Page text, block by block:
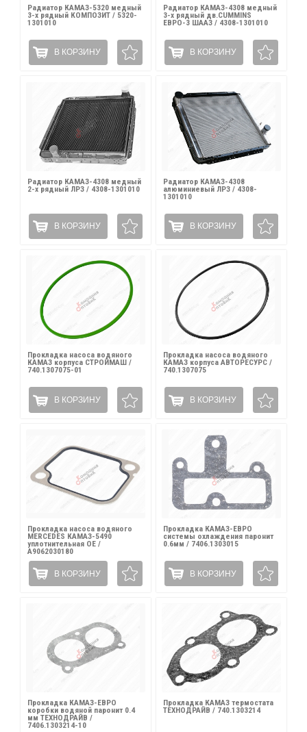
Радиатор КАМАЗ-5320 медный
3-х рядный КОМПОЗИТ / 5320-
1301010
В КОРЗИНУ
Радиатор КАМАЗ-4308 медный
3-х рядный дв.CUMMINS
ЕВРО-3 ШААЗ / 4308-1301010
В КОРЗИНУ
Радиатор КАМАЗ-4308 медный
2-х рядный ЛРЗ / 4308-1301010
В КОРЗИНУ
Радиатор КАМАЗ-4308
алюминиевый ЛРЗ / 4308-
1301010
В КОРЗИНУ
Прокладка насоса водяного
КАМАЗ корпуса СТРОЙМАШ /
740.1307075-01
В КОРЗИНУ
Прокладка насоса водяного
КАМАЗ корпуса АВТОРЕСУРС /
740.1307075
В КОРЗИНУ
Прокладка насоса водяного
MERCEDES КАМАЗ-5490
уплотнительная OE /
A9062030180
В КОРЗИНУ
Прокладка КАМАЗ-ЕВРО
системы охлаждения паронит
0.6мм / 7406.1303015
В КОРЗИНУ
Прокладка КАМАЗ-ЕВРО
коробки водяной паронит 0.4
мм ТЕХНОДРАЙВ /
7406.1303214-10
Прокладка КАМАЗ термостата
ТЕХНОДРАЙВ / 740.1303214